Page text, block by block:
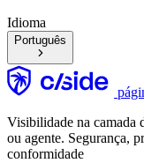
Idioma
Português
Visibilidade na camada
ou agente. Segurança,
conformidade